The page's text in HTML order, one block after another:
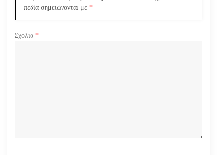
θ
ρ
πεδία σημειώνονται με *
Σχόλιο *